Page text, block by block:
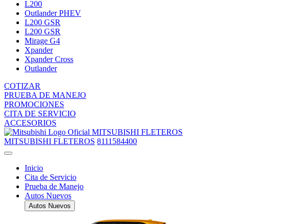
L200
Outlander PHEV
L200 GSR
L200 GSR
Mirage G4
Xpander
Xpander Cross
Outlander
COTIZAR
PRUEBA DE MANEJO
PROMOCIONES
CITA DE SERVICIO
ACCESORIOS
MITSUBISHI FLETEROS
MITSUBISHI FLETEROS 8111584400
Inicio
Cita de Servicio
Prueba de Manejo
Autos Nuevos
Autos Nuevos